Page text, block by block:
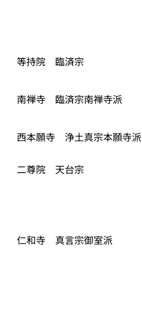
等持院　臨済宗
南禅寺　臨済宗南禅寺派
西本願寺　浄土真宗本願寺派
二尊院　天台宗
仁和寺　真言宗御室派